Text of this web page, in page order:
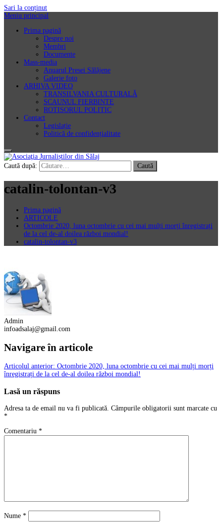
Sari la conținut
Meniu principal
Prima pagină
Despre noi
Membri
Documente
Mass-media
Anuarul Presei Sălăjene
Galerie foto
ARHIVA VIDEO
TRANSILVANIA CULTURALĂ
SCAUNUL FIERBINTE
ROTISORUL POLITIC
Contact
Legislație
Politică de confidențialitate
Asociaţia Jurnaliștilor din Sălaj
Caută după:
catalin-tolontan-v3
Prima pagină
ARTICOLE
Octombrie 2020, luna octombrie cu cei mai mulți morți înregistrați
de la cel de-al doilea război mondial!
catalin-tolontan-v3
Admin
infoadsalaj@gmail.com
Navigare în articole
Articolul anterior: Octombrie 2020, luna octombrie cu cei mai mulți morți
înregistrați de la cel de-al doilea război mondial!
Lasă un răspuns
Adresa ta de email nu va fi publicată. Câmpurile obligatorii sunt marcate cu
*
Comentariu *
Nume *